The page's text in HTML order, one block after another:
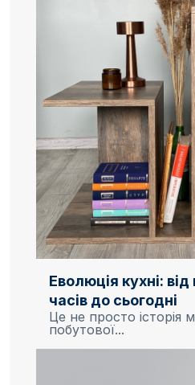
Еволюція кухні:
часів до сьогодні
Це не просто історія
побутової...